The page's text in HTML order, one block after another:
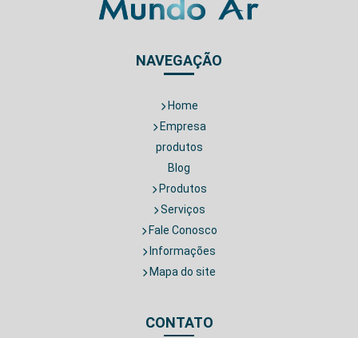
NAVEGAÇÃO
Home
Empresa
produtos
Blog
Produtos
Serviços
Fale Conosco
Informações
Mapa do site
CONTATO